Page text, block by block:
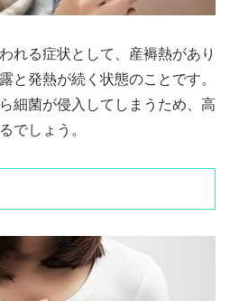
れる症状として、産褥熱があり
と発熱が続く状態のことです。
細菌が侵入してしまうため、高
でしょう。